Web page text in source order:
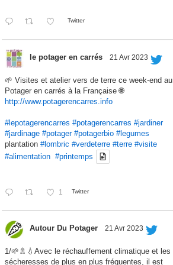
Twitter
le potager en carrés 21 Avr 2023
🌱 Visites et atelier vers de terre ce week-end au
Potager en carrés à la Française 🌐
http://www.potagerencarres.info
#lepotagerencarres #potagerencarres #jardiner
#jardinage #potager #potagerbio #legumes
plantation#lombric #verdeterre #terre #visite
#alimentation #printemps
1 Twitter
Autour Du Potager 21 Avr 2023
1/🌱🚿💧Avec le réchauffement climatique et les
sécheresses de plus en plus fréquentes, il est